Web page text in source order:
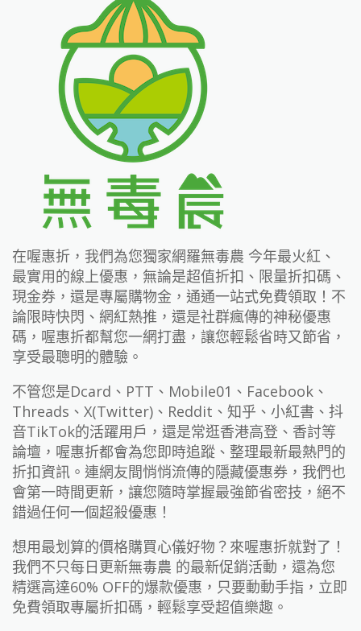
在喔惠折，我們為您獨家網羅無毒農 今年最火紅、
最實用的線上優惠，無論是超值折扣、限量折扣碼、
現金券，還是專屬購物金，通通一站式免費領取！不
論限時快閃、網紅熱推，還是社群瘋傳的神秘優惠
碼，喔惠折都幫您一網打盡，讓您輕鬆省時又節省，
享受最聰明的體驗。
不管您是Dcard、PTT、Mobile01、Facebook、
Threads、X(Twitter)、Reddit、知乎、小紅書、抖
音TikTok的活躍用戶，還是常逛香港高登、香討等
論壇，喔惠折都會為您即時追蹤、整理最新最熱門的
折扣資訊。連網友間悄悄流傳的隱藏優惠券，我們也
會第一時間更新，讓您隨時掌握最強節省密技，絕不
錯過任何一個超殺優惠！
想用最划算的價格購買心儀好物？來喔惠折就對了！
我們不只每日更新無毒農 的最新促銷活動，還為您
精選高達60% OFF的爆款優惠，只要動動手指，立即
免費領取專屬折扣碼，輕鬆享受超值樂趣。